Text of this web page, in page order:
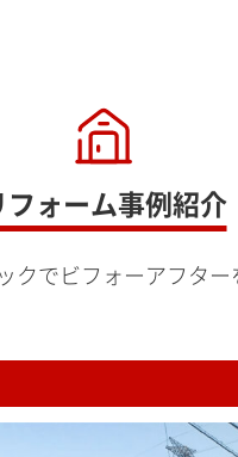
フォーム事例紹介
クでビフォーアフター